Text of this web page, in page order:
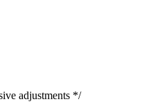
adjustments */